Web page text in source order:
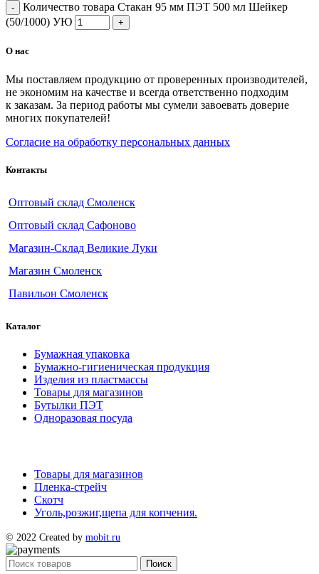
Количество товара Стакан 95 мм ПЭТ 500 мл Шейкер
(50/1000) УЮ
О нас
Мы поставляем продукцию от проверенных производителей,
не экономим на качестве и всегда ответственно подходим
к заказам. За период работы мы сумели завоевать доверие
многих покупателей!
Согласие на обработку персональных данных
Контакты
Оптовый склад Смоленск
Оптовый склад Сафоново
Магазин-Склад Великие Луки
Магазин Смоленск
Павильон Смоленск
Каталог
Бумажная упаковка
Бумажно-гигиеническая продукция
Изделия из пластмассы
Товары для магазинов
Бутылки ПЭТ
Одноразовая посуда
Товары для магазинов
Пленка-стрейч
Скотч
Уголь,розжиг,щепа для копчения.
© 2022 Created by mobit.ru
Поиск